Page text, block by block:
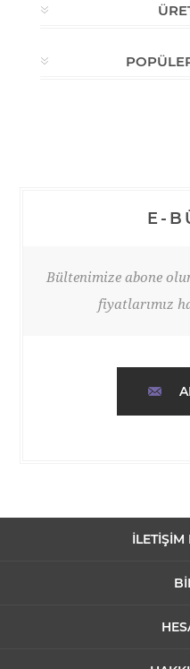
E-
Bültenimize abone
fiyatlarımız
İLETIŞIM